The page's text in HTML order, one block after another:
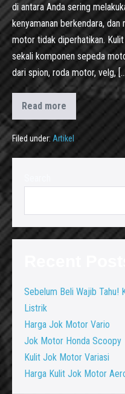
di antara Anda sering
kenyamanan berkendara,
motor tidak diperhatikan.
sekali komponen sepeda
dari spion, roda motor, velg,
Read more
Filed under: Artikel
Sebelum Beli Wajib Tahu!
Listrik
Harga Jok Motor Vario
Jok Motor Honda Scoopy
Kulit Jok Motor Variasi
Harga Kulit Jok Motor